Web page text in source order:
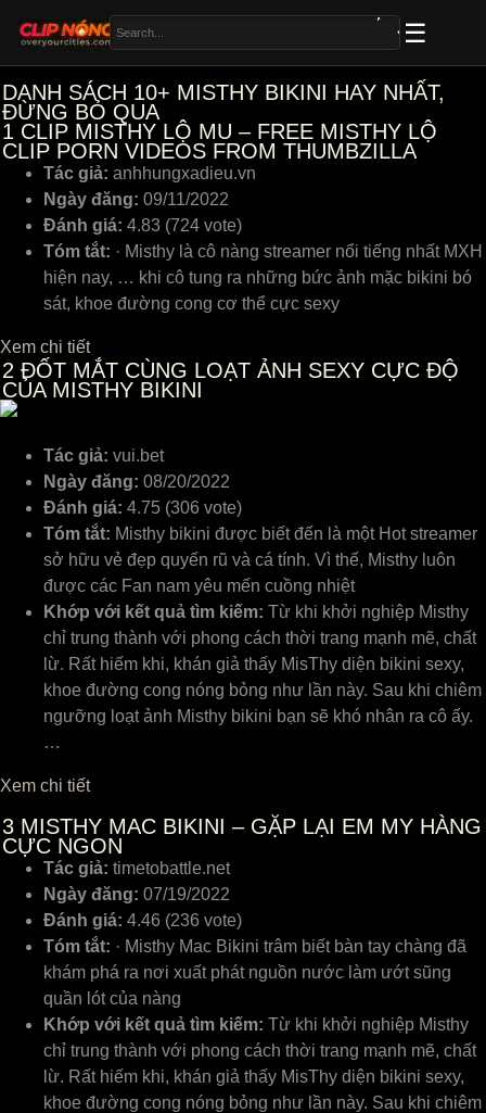
DANH SÁCH 10+ MISTHY BIKINI HAY NHẤT,
ĐỪNG BỎ QUA
1 CLIP MISTHY LỘ MU – FREE MISTHY LỘ
CLIP PORN VIDEOS FROM THUMBZILLA
Tác giả: anhhungxadieu.vn
Ngày đăng: 09/11/2022
Đánh giá: 4.83 (724 vote)
Tóm tắt: · Misthy là cô nàng streamer nổi tiếng nhất MXH
hiện nay, … khi cô tung ra những bức ảnh mặc bikini bó
sát, khoe đường cong cơ thể cực sexy
Xem chi tiết
2 ĐỐT MẮT CÙNG LOẠT ẢNH SEXY CỰC ĐỘ
CỦA MISTHY BIKINI
Tác giả: vui.bet
Ngày đăng: 08/20/2022
Đánh giá: 4.75 (306 vote)
Tóm tắt: Misthy bikini được biết đến là một Hot streamer
sở hữu vẻ đẹp quyến rũ và cá tính. Vì thế, Misthy luôn
được các Fan nam yêu mến cuồng nhiệt
Khớp với kết quả tìm kiếm: Từ khi khởi nghiệp Misthy
chỉ trung thành với phong cách thời trang mạnh mẽ, chất
lừ. Rất hiếm khi, khán giả thấy MisThy diện bikini sexy,
khoe đường cong nóng bỏng như lần này. Sau khi chiêm
ngưỡng loạt ảnh Misthy bikini bạn sẽ khó nhân ra cô ấy.
…
Xem chi tiết
3 MISTHY MAC BIKINI – GẶP LẠI EM MY HÀNG
CỰC NGON
Tác giả: timetobattle.net
Ngày đăng: 07/19/2022
Đánh giá: 4.46 (236 vote)
Tóm tắt: · Misthy Mac Bikini trâm biết bàn tay chàng đã
khám phá ra nơi xuất phát nguồn nước làm ướt sũng
quần lót của nàng
Khớp với kết quả tìm kiếm: Từ khi khởi nghiệp Misthy
chỉ trung thành với phong cách thời trang mạnh mẽ, chất
lừ. Rất hiếm khi, khán giả thấy MisThy diện bikini sexy,
khoe đường cong nóng bỏng như lần này. Sau khi chiêm